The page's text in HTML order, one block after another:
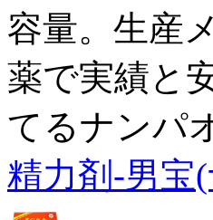
容量。生産
薬で実績と
てるナンパ
精力剤-男宝